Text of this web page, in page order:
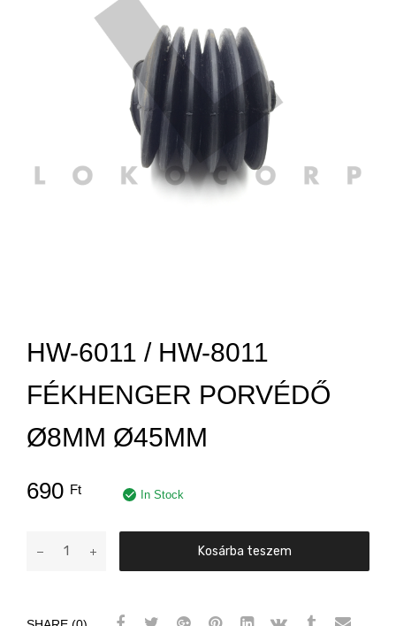
HW-6011 / HW-8011
FÉKHENGER PORVÉDŐ
Ø8MM Ø45MM
690 Ft In Stock
Kosárba teszem